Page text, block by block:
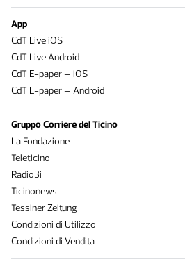
App
CdT Live iOS
CdT Live Android
CdT E-paper – iOS
CdT E-paper – Android
Gruppo Corriere del Ticino
La Fondazione
Teleticino
Radio3i
Ticinonews
Tessiner Zeitung
Condizioni di Utilizzo
Condizioni di Vendita